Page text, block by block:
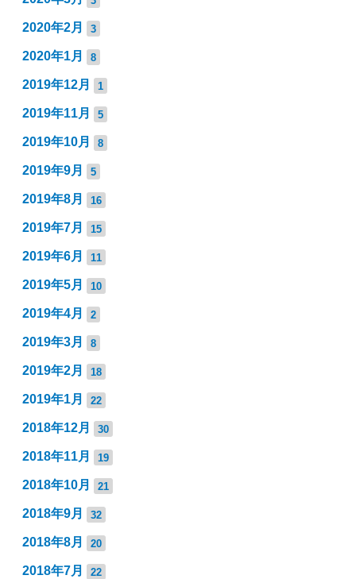
2020年2月 3
2020年1月 8
2019年12月 1
2019年11月 5
2019年10月 8
2019年9月 5
2019年8月 16
2019年7月 15
2019年6月 11
2019年5月 10
2019年4月 2
2019年3月 8
2019年2月 18
2019年1月 22
2018年12月 30
2018年11月 19
2018年10月 21
2018年9月 32
2018年8月 20
2018年7月 22